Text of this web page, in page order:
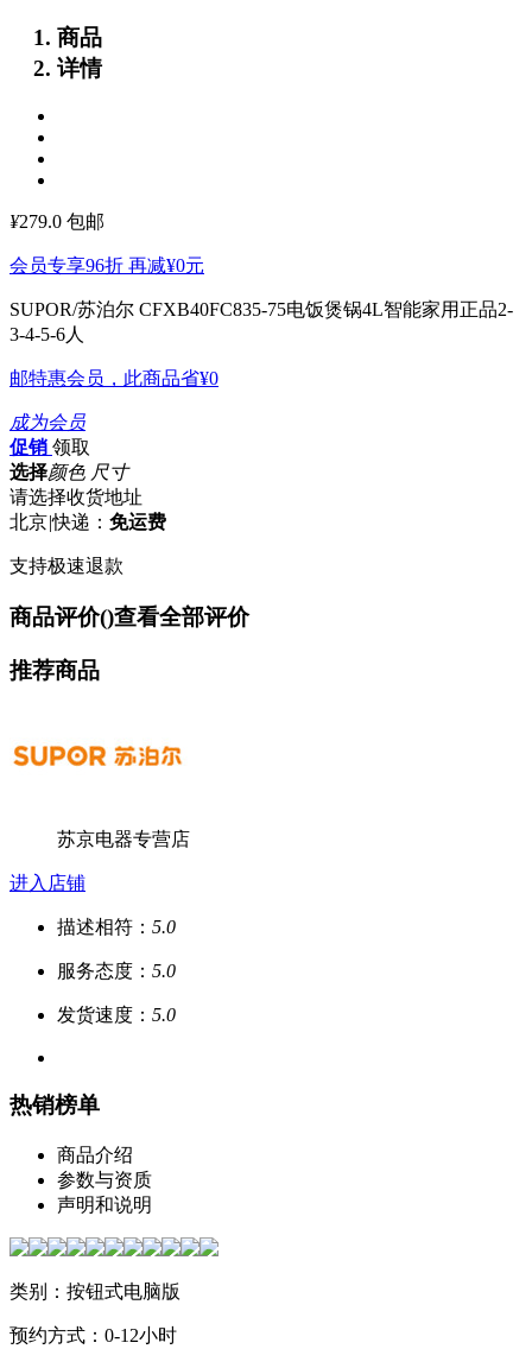
商品
详情
¥279.0 包邮
会员专享96折 再减¥0元
SUPOR/苏泊尔 CFXB40FC835-75电饭煲锅4L智能家用正品2-
3-4-5-6人
邮特惠会员，此商品省¥0
成为会员
促销 领取
选择颜色 尺寸
请选择收货地址
北京|快递： 免运费
支持极速退款
商品评价()查看全部评价
推荐商品
苏京电器专营店
进入店铺
描述相符： 5.0
服务态度： 5.0
发货速度： 5.0
热销榜单
商品介绍
参数与资质
声明和说明
类别：按钮式电脑版
预约方式：0-12小时